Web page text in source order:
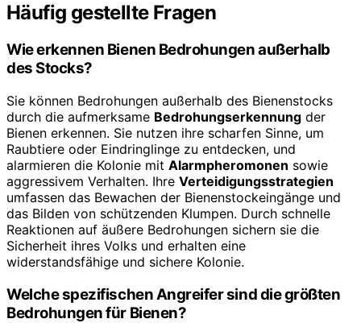
Häufig gestellte Fragen
Wie erkennen Bienen Bedrohungen außerhalb
des Stocks?
Sie können Bedrohungen außerhalb des Bienenstocks
durch die aufmerksame Bedrohungserkennung der
Bienen erkennen. Sie nutzen ihre scharfen Sinne, um
Raubtiere oder Eindringlinge zu entdecken, und
alarmieren die Kolonie mit Alarmpheromonen sowie
aggressivem Verhalten. Ihre Verteidigungsstrategien
umfassen das Bewachen der Bienenstockeingänge und
das Bilden von schützenden Klumpen. Durch schnelle
Reaktionen auf äußere Bedrohungen sichern sie die
Sicherheit ihres Volks und erhalten eine
widerstandsfähige und sichere Kolonie.
Welche spezifischen Angreifer sind die größten
Bedrohungen für Bienen?